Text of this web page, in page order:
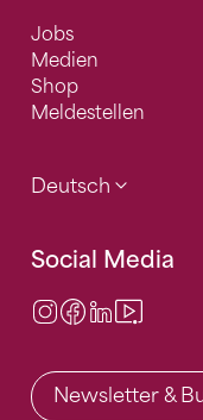
Jobs
Medien
Shop
Meldestellen
Deutsch
Social Media
Instagram
Facebook
LinkedIn
Newsletter &